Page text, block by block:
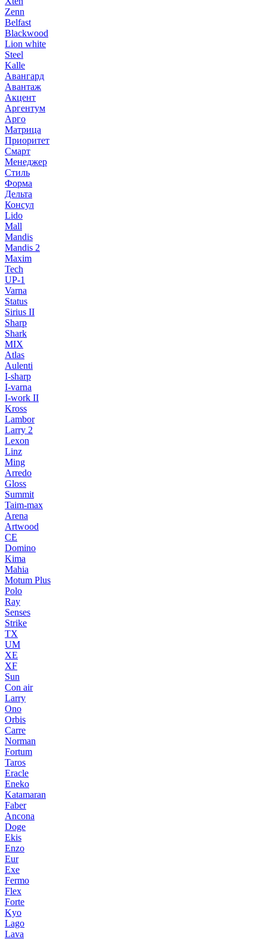
Zenn
Belfast
Blackwood
Lion white
Steel
Kalle
Авангард
Авантаж
Акцент
Аргентум
Арго
Матрица
Приоритет
Смарт
Менеджер
Стиль
Форма
Дельта
Консул
Lido
Mall
Mandis
Mandis 2
Maxim
Tech
UP-1
Varna
Status
Sirius II
Sharp
Shark
MIX
Atlas
Aulenti
I-sharp
I-varna
I-work II
Kross
Lambor
Larry 2
Lexon
Linz
Ming
Arredo
Gloss
Summit
Taim-max
Arena
Artwood
CE
Domino
Kima
Mahia
Motum Plus
Polo
Ray
Senses
Strike
TX
UM
XE
XF
Sun
Con air
Larry
Ono
Orbis
Carre
Norman
Fortum
Taros
Eracle
Eneko
Katamaran
Faber
Ancona
Doge
Ekis
Enzo
Eur
Exe
Fermo
Flex
Forte
Kyo
Lago
Lava